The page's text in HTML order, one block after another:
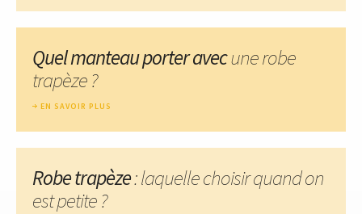
Quel manteau porter avecune robe
trapèze ?
EN SAVOIR PLUS
Robe trapèze: laquelle choisir quand on
est petite ?